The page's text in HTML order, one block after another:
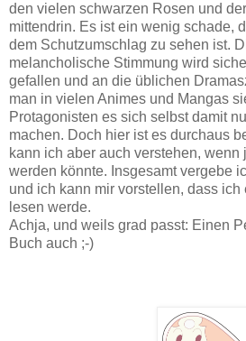
den vielen schwarzen Rosen und
mittendrin. Es ist ein wenig schade,
dem Schutzumschlag zu sehen ist.
melancholische Stimmung wird
gefallen und an die üblichen
man in vielen Animes und Mangas
Protagonisten es sich selbst damit
machen. Doch hier ist es durchaus
kann ich aber auch verstehen,
werden könnte. Insgesamt vergebe
und ich kann mir vorstellen, dass
lesen werde.
Achja, und weils grad passt: Einen
Buch auch ;-)